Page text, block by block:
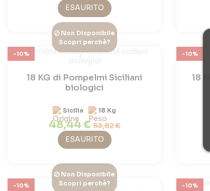
ESAURITO
-10%
Non Disponibile
Scopri perchè?
18 KG di Pompelmi Siciliani
biologici
Sicilia 18 Kg
48,44 €53,82 €
ESAURITO
-10%
18
-10%
Non Disponibile
Scopri perchè?
-10%